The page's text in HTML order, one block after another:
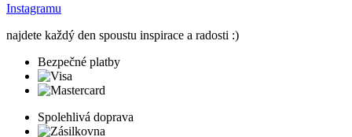
Instagramu
najdete každý den spoustu inspirace a radosti :)
Bezpečné platby
Spolehlivá doprava